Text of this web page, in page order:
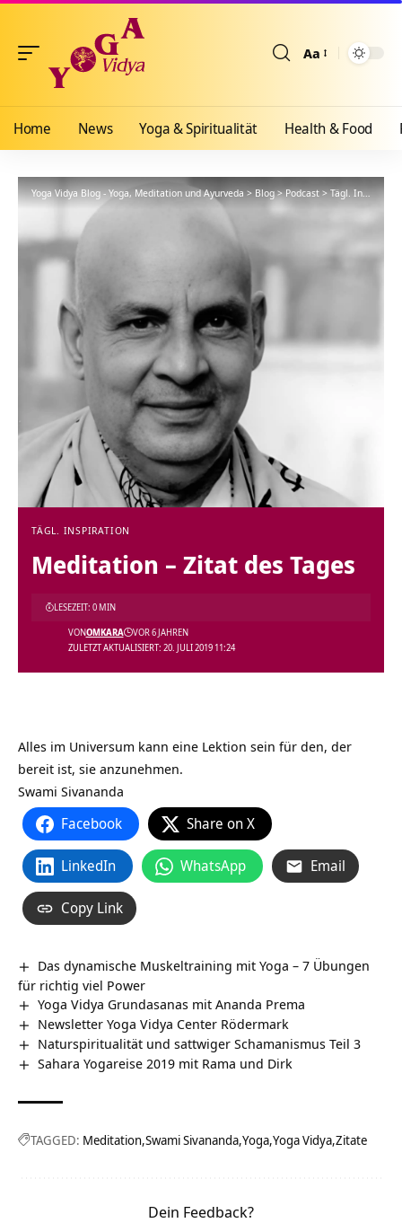
Aa
Home News Yoga & Spiritualität Health & Food
Yoga Vidya Blog - Yoga, Meditation und Ayurveda>Blog>Podcast>Tägl. Inspiration
TÄGL. INSPIRATION
Meditation – Zitat des Tages
ZULETZT AKTUALISIERT: 20. JULI 2019 11:24
VONOMKARA VOR 6 JAHREN
LESEZEIT: 0 MIN
Alles im Universum kann eine Lektion sein für den, der
bereit ist, sie anzunehmen.
Swami Sivananda
Facebook Share on X
LinkedIn WhatsApp Email
Copy Link
Das dynamische Muskeltraining mit Yoga – 7 Übungen
für richtig viel Power
Yoga Vidya Grundasanas mit Ananda Prema
Newsletter Yoga Vidya Center Rödermark
Naturspiritualität und sattwiger Schamanismus Teil 3
Sahara Yogareise 2019 mit Rama und Dirk
TAGGED: Meditation Swami Sivananda Yoga Yoga Vidya Zitate
Dein Feedback?